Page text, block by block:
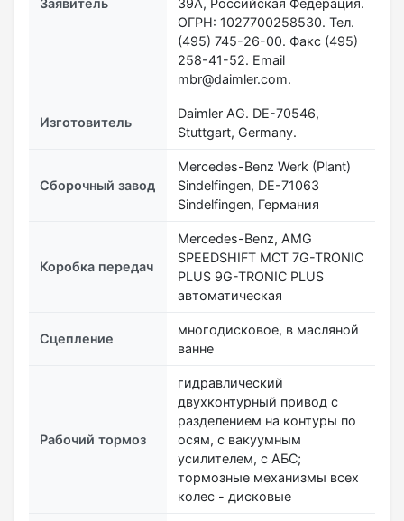
Заявитель
39А, Российская Федерация.
ОГРН: 1027700258530. Тел.
(495) 745-26-00. Факс (495)
258-41-52. Email
mbr@daimler.com.
Изготовитель
Daimler AG. DЕ-70546,
Stuttgart, Germany.
Сборочный завод
Mercedes-Benz Werk (Plant)
Sindelfingen, DE-71063
Sindelfingen, Германия
Коробка передач
Mercedes-Benz, AMG
SPEEDSHIFT MCT 7G-TRONIC
PLUS 9G-TRONIC PLUS
aвтоматическая
Сцепление
многодисковое, в масляной
ванне
Рабочий тормоз
гидравлический
двухконтурный привод с
разделением на контуры по
осям, с вакуумным
усилителем, с АБС;
тормозные механизмы всех
колес - дисковые